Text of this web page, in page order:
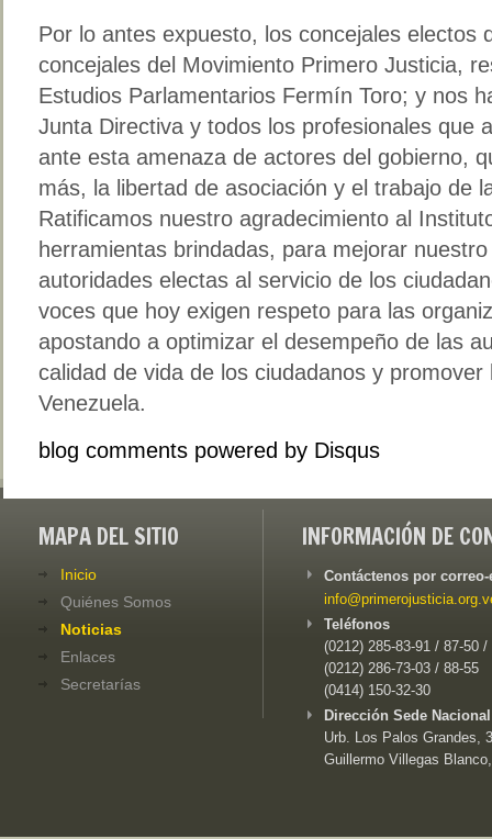
Por lo antes expuesto, los concejales electos
concejales del Movimiento Primero Justicia,
Estudios Parlamentarios Fermín Toro; y nos
Junta Directiva y todos los profesionales que
ante esta amenaza de actores del gobierno,
más, la libertad de asociación y el trabajo de
Ratificamos nuestro agradecimiento al
herramientas brindadas, para mejorar
autoridades electas al servicio de los
voces que hoy exigen respeto para las
apostando a optimizar el desempeño de las
calidad de vida de los ciudadanos y
Venezuela.
blog comments powered by Disqus
MAPA DEL SITIO
Inicio
Quiénes Somos
Noticias
Enlaces
Secretarías
INFORMACIÓN DE
Contáctenos por
Teléfonos
(0212) 285-83-91 / 87-50 /
(0212) 286-73-03 / 88-55
(0414) 150-32-30
Dirección Sede
Urb. Los Palos Grandes,
Guillermo Villegas